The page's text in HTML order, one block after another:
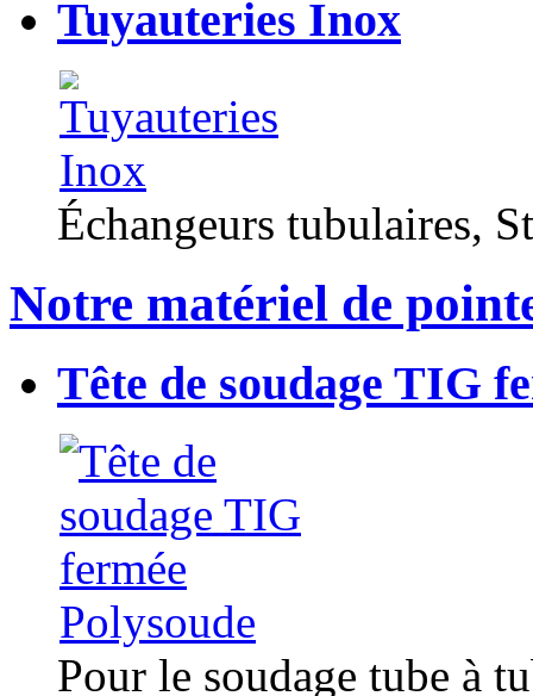
Tuyauteries Inox
Échangeurs tubulaires,
Notre matériel de
Tête de soudage TIG
Pour le soudage tube à